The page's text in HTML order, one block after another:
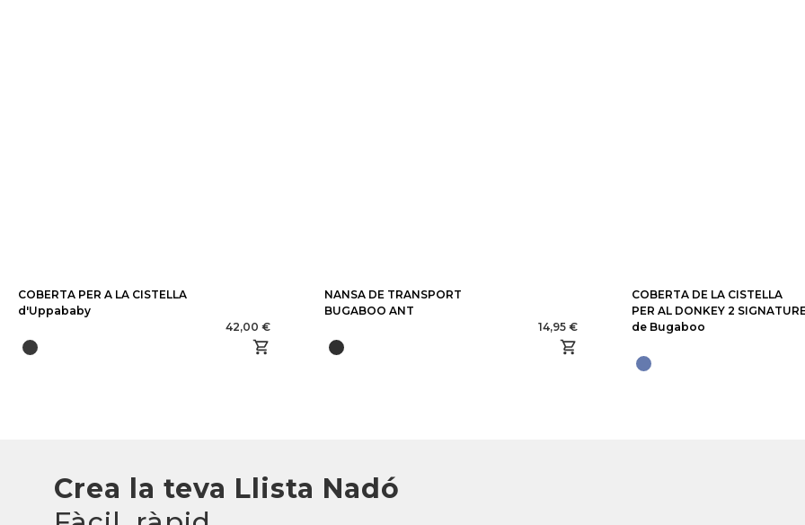
COBERTA PER A LA CISTELLA
d'Uppababy
42,00 €
NANSA DE TRANSPORT
BUGABOO ANT
14,95 €
COBERTA DE LA CISTELLA
PER AL DONKEY 2
de Bugaboo
Crea la teva Llista Nadó